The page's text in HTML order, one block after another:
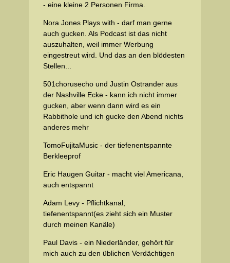
- eine kleine 2 Personen Firma.
Nora Jones Plays with - darf man gerne
auch gucken. Als Podcast ist das nicht
auszuhalten, weil immer Werbung
eingestreut wird. Und das an den blödesten
Stellen...
501chorusecho und Justin Ostrander aus
der Nashville Ecke - kann ich nicht immer
gucken, aber wenn dann wird es ein
Rabbithole und ich gucke den Abend nichts
anderes mehr
TomoFujitaMusic - der tiefenentspannte
Berkleeprof
Eric Haugen Guitar - macht viel Americana,
auch entspannt
Adam Levy - Pflichtkanal,
tiefenentspannt(es zieht sich ein Muster
durch meinen Kanäle)
Paul Davis - ein Niederländer, gehört für
mich auch zu den üblichen Verdächtigen